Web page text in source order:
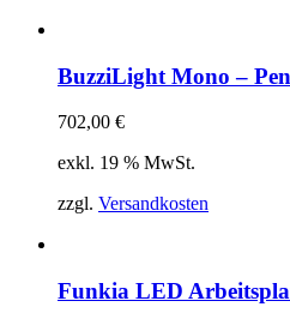
BuzziLight Mono –
702,00 €
exkl. 19 % MwSt.
zzgl. Versandkosten
Funkia LED